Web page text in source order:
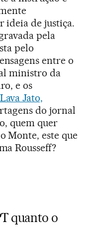
ideia de justiça.
pela
pelo
entre o
ministro da
e os
Jato,
do jornal
quem quer
Monte, este que
Rousseff?
quanto o